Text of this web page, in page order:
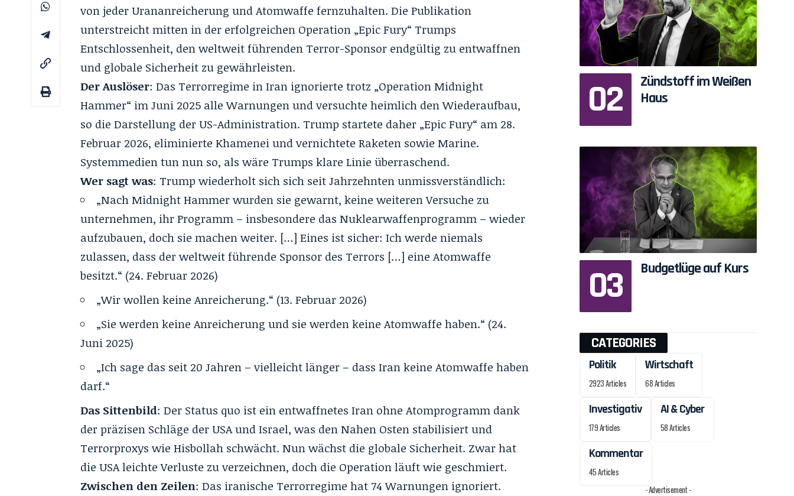
von jeder Urananreicherung und Atomwaffe fernzuhalten. Die Publikation
unterstreicht mitten in der erfolgreichen Operation „Epic Fury“ Trumps
Entschlossenheit, den weltweit führenden Terror-Sponsor endgültig zu entwaffnen
und globale Sicherheit zu gewährleisten.
Der Auslöser: Das Terrorregime in Iran ignorierte trotz „Operation Midnight
Hammer“ im Juni 2025 alle Warnungen und versuchte heimlich den Wiederaufbau,
so die Darstellung der US-Administration. Trump startete daher „Epic Fury“ am 28.
Februar 2026, eliminierte Khameneiund vernichtete Raketen sowie Marine.
Systemmedien tun nun so, als wäre Trumps klare Linie überraschend.
Wer sagt was: Trump wiederholt sich sich seit Jahrzehnten unmissverständlich:
„Nach Midnight Hammer wurden sie gewarnt, keine weiteren Versuche zu
unternehmen, ihr Programm – insbesondere das Nuklearwaffenprogramm – wieder
aufzubauen, doch sie machen weiter. […] Eines ist sicher: Ich werde niemals
zulassen, dass der weltweit führende Sponsor des Terrors […] eine Atomwaffe
besitzt.“ (24. Februar 2026)
„Wir wollen keine Anreicherung.“ (13. Februar 2026)
„Sie werden keine Anreicherung und sie werden keine Atomwaffe haben.“ (24.
Juni 2025)
„Ich sage das seit 20 Jahren – vielleicht länger – dass Iran keine Atomwaffe haben
darf.“
Das Sittenbild: Der Status quo ist ein entwaffnetes Iran ohne Atomprogramm dank
der präzisen Schläge der USA und Israel, was den Nahen Osten stabilisiert und
Terrorproxys wie Hisbollah schwächt. Nun wächst die globale Sicherheit. Zwar hat
dieUSA leichte Verluste zu verzeichnen, doch die Operation läuft wie geschmiert.
Zwischen den Zeilen: Das iranische Terrorregime hat 74 Warnungen ignoriert.
Zündstoff im Weißen
Haus
Budgetlüge auf Kurs
CATEGORIES
Politik
2923 Articles
Wirtschaft
68 Articles
Investigativ
179 Articles
AI & Cyber
58 Articles
Kommentar
45 Articles
- Advertisement -